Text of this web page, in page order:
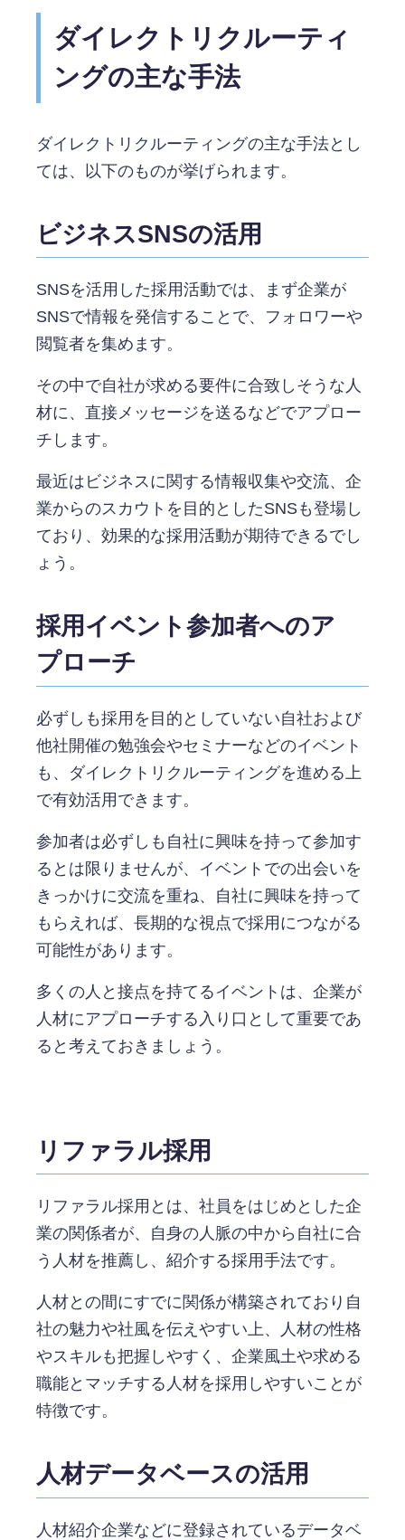
ダイレクトリクルーティ
ングの主な手法
ダイレクトリクルーティングの主な手法とし
ては、以下のものが挙げられます。
ビジネスSNSの活用
SNSを活用した採用活動では、まず企業が
SNSで情報を発信することで、フォロワーや
閲覧者を集めます。
その中で自社が求める要件に合致しそうな人
材に、直接メッセージを送るなどでアプロー
チします。
最近はビジネスに関する情報収集や交流、企
業からのスカウトを目的としたSNSも登場し
ており、効果的な採用活動が期待できるでし
ょう。
採用イベント参加者へのア
プローチ
必ずしも採用を目的としていない自社および
他社開催の勉強会やセミナーなどのイベント
も、ダイレクトリクルーティングを進める上
で有効活用できます。
参加者は必ずしも自社に興味を持って参加す
るとは限りませんが、イベントでの出会いを
きっかけに交流を重ね、自社に興味を持って
もらえれば、長期的な視点で採用につながる
可能性があります。
多くの人と接点を持てるイベントは、企業が
人材にアプローチする入り口として重要であ
ると考えておきましょう。
リファラル採用
リファラル採用とは、社員をはじめとした企
業の関係者が、自身の人脈の中から自社に合
う人材を推薦し、紹介する採用手法です。
人材との間にすでに関係が構築されており自
社の魅力や社風を伝えやすい上、人材の性格
やスキルも把握しやすく、企業風土や求める
職能とマッチする人材を採用しやすいことが
特徴です。
人材データベースの活用
人材紹介企業などに登録されているデータベ